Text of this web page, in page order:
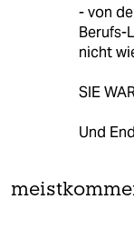
- von
Berufs-
nicht
SIE
Und